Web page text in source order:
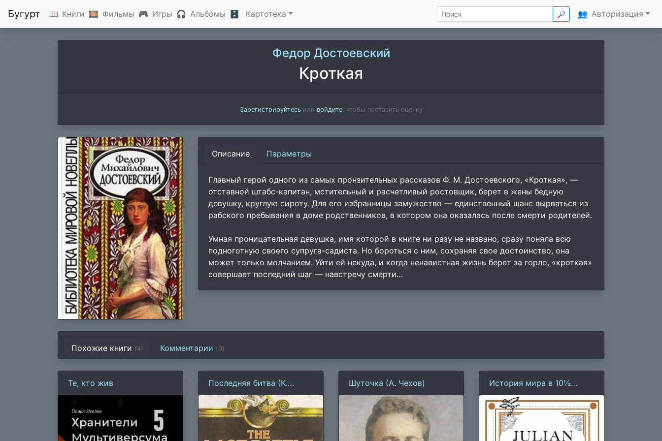
Бугурт 📖 Книги 🎞 Фильмы 🎮 Игры 🎧 Альбомы 🗄 Картотека 🔎 👥 Авторизация
Федор Достоевский
Кроткая
Зарегистрируйтесьили войдите, чтобы поставить оценку
Описание Параметры
Главный герой одного из самых пронзительных рассказов Ф. М. Достоевского, «Кроткая», —
отставной штабс-капитан, мстительный и расчетливый ростовщик, берет в жены бедную
девушку, круглую сироту. Для его избранницы замужество — единственный шанс вырваться из
рабского пребывания в доме родственников, в котором она оказалась после смерти родителей.
Умная проницательная девушка, имя которой в книге ни разу не названо, сразу поняла всю
подноготную своего супруга-садиста. Но бороться с ним, сохраняя свое достоинство, она
может только молчанием. Уйти ей некуда, и когда ненавистная жизнь берет за горло, «кроткая»
совершает последний шаг — навстречу смерти…
Похожие книги (4) Комментарии (0)
Те, кто жив
Последняя битва (К.
Льюис)
Шуточка (А. Чехов)
История мира в 10½
главах